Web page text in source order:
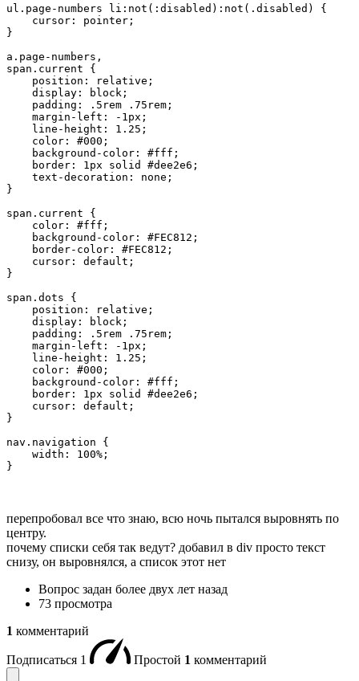
ul.page-numbers li:not(:disabled):not(.disabled) {
    cursor: pointer;
}
a.page-numbers,
span.current {
    position: relative;
    display: block;
    padding: .5rem .75rem;
    margin-left: -1px;
    line-height: 1.25;
    color: #000;
    background-color: #fff;
    border: 1px solid #dee2e6;
    text-decoration: none;
}
span.current {
    color: #fff;
    background-color: #FEC812;
    border-color: #FEC812;
    cursor: default;
}
span.dots {
    position: relative;
    display: block;
    padding: .5rem .75rem;
    margin-left: -1px;
    line-height: 1.25;
    color: #000;
    background-color: #fff;
    border: 1px solid #dee2e6;
    cursor: default;
}
nav.navigation {
    width: 100%;
}
перепробовал все что знаю, всю ночь пытался выровнять по
центру.
почему списки себя так ведут? добавил в div просто текст
снизу, он выровнялся, а список этот нет
Вопрос задан более двух лет назад
73 просмотра
1 комментарий
Подписаться 1 Простой 1 комментарий